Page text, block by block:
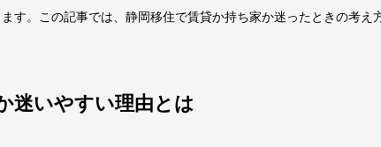
す。この記事では、静岡移住で賃貸か持ち家か迷ったときの考え
迷いやすい理由とは